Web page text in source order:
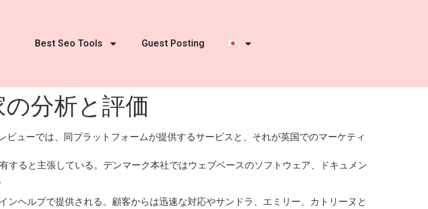
Best Seo Tools Guest Posting
分析と評価
ューでは、同プラットフォームが提供するサービスと、それが英国でのマーケティ
ると主張している。デンマーク本社ではウェブベースのソフトウェア、ドキュメン
ヘルプで提供される。顧客からは迅速な対応やサンドラ、エミリー、カトリーヌと